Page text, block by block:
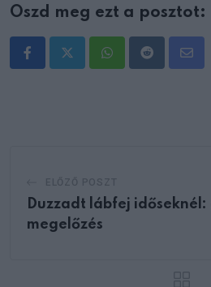
Oszd meg ezt a posztot:
WhatsappRedditShare
Duzzadt lábfej
megelőzés